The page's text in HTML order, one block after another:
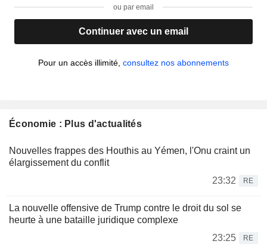
ou par email
Continuer avec un email
Pour un accès illimité, consultez nos abonnements
Économie : Plus d'actualités
Nouvelles frappes des Houthis au Yémen, l'Onu craint un
élargissement du conflit
23:32
RE
La nouvelle offensive de Trump contre le droit du sol se
heurte à une bataille juridique complexe
23:25
RE